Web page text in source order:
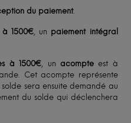
du paiement.
à 1500€ , un paiement intégral
à 1500€ , un acompteest à
Cet acompte représente
sera ensuite demandé au
du solde qui déclenchera